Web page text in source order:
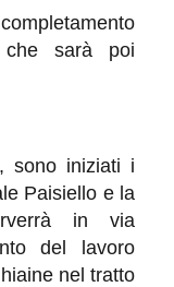
che sarà poi
sono iniziati i
Paisiello e la
in via
del lavoro
nel tratto